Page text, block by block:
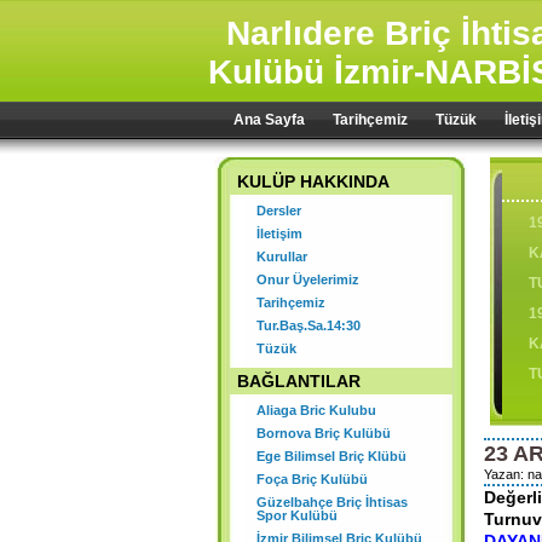
Narlıdere Briç
Kulübü İzmir-
Ana Sayfa Tarihçemiz Tüzük
23
Yazan:
KULÜP HAKKINDA
Dersler
İletişim
Kurullar
Onur Üyelerimiz
Tarihçemiz
Tur.Baş.Sa.14:30
Tüzük
BAĞLANTILAR
Aliaga Bric Kulubu
Bornova Briç Kulübü
Ege Bilimsel Briç Klübü
Foça Briç Kulübü
Güzelbahçe Briç İhtisas
Spor Kulübü
İzmir Bilimsel Briç Kulübü